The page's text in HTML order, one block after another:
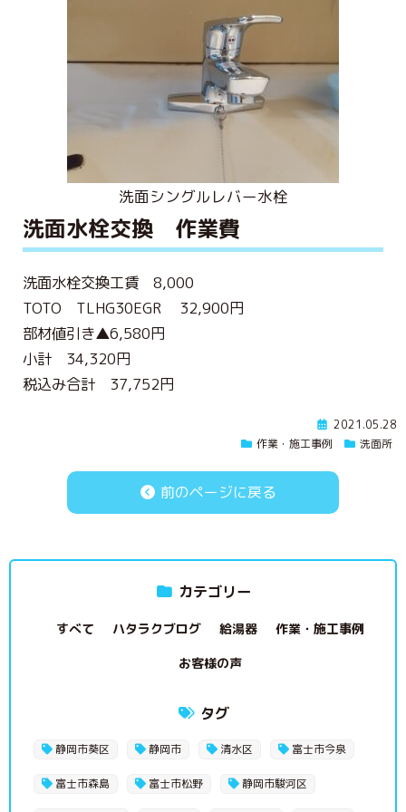
洗面シングルレバー水栓
洗面水栓交換 作業費
洗面水栓交換工賃 8,000
TOTO TLHG30EGR 32,900円
部材値引き▲6,580円
小計 34,320円
税込み合計 37,752円
2021.05.28
作業・施工事例
洗面所
前のページに戻る
カテゴリー
すべて ハタラクブログ 給湯器
作業・施工事例
お客様の声
タグ
静岡市葵区 静岡市 清水区 富士市今泉
富士市森島 富士市松野 静岡市駿河区